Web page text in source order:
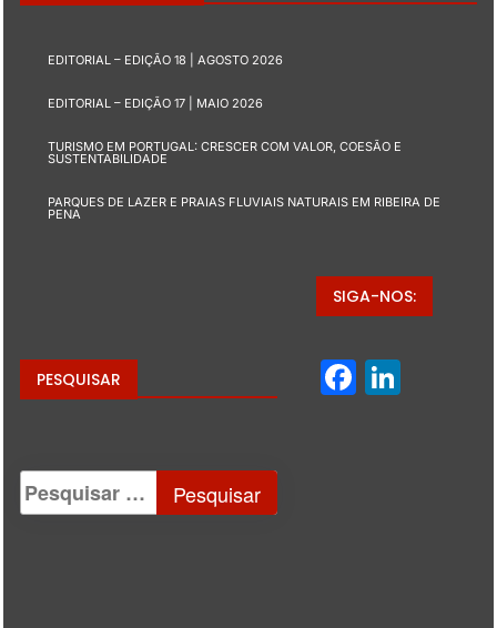
EDITORIAL – EDIÇÃO 18 | AGOSTO 2026
EDITORIAL – EDIÇÃO 17 | MAIO 2026
TURISMO EM PORTUGAL: CRESCER COM VALOR, COESÃO E
SUSTENTABILIDADE
PARQUES DE LAZER E PRAIAS FLUVIAIS NATURAIS EM RIBEIRA DE
PENA
PESQUISAR
SIGA-NOS: